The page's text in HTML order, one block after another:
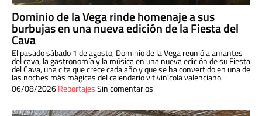
Dominio de la Vega rinde homenaje a sus
burbujas en una nueva edición de la Fiesta del
Cava
El pasado sábado 1 de agosto, Dominio de la Vega reunió a amantes
del cava, la gastronomía y la música en una nueva edición de su Fiesta
del Cava, una cita que crece cada año y que se ha convertido en una de
las noches más mágicas del calendario vitivinícola valenciano.
06/08/2026ReportajesSin comentarios